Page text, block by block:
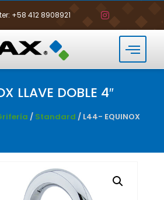
+58 412 8908921
LLAVE DOBLE 4″
/ Standard / L44- EQUINOX